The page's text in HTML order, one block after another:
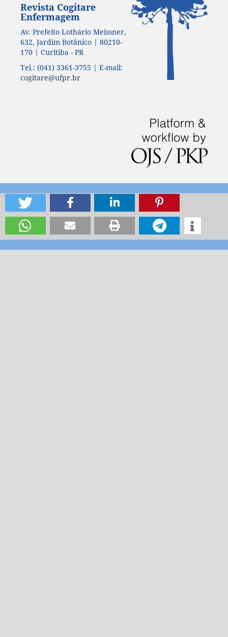
Revista Cogitare
Enfermagem
Av. Prefeito Lothário Meissner,
632, Jardim Botânico | 80210-
170 | Curitiba - PR
Tel.: (041) 3361-3755 | E-mail:
cogitare@ufpr.br